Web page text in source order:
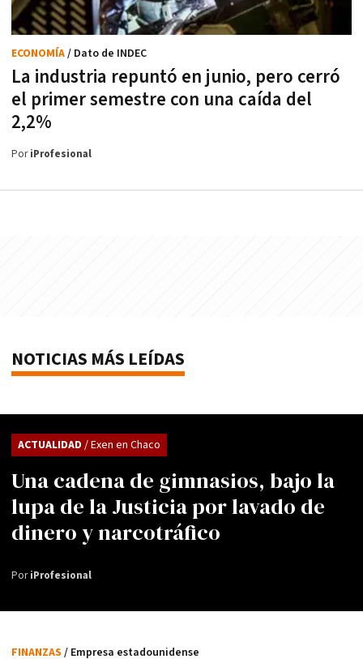
La industria repuntó en junio, pero cerró
el primer semestre con una caída del
2,2%
ECONOMÍA/ Dato de INDEC
PoriProfesional
NOTICIAS MÁS LEÍDAS
Una cadena de gimnasios, bajo la
lupa de la Justicia por lavado de
dinero y narcotráfico
ACTUALIDAD / Exen en Chaco
PoriProfesional
FINANZAS / Empresa estadounidense